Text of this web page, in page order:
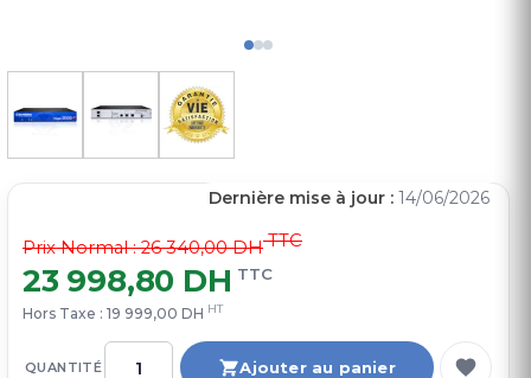
QUANTITÉ Ajouter au panier
Prix Normal :26 340,00 DHTTC
23 998,80 DH TTC
Hors Taxe : 19 999,00 DH HT
Dernière mise à jour : 14/06/2026